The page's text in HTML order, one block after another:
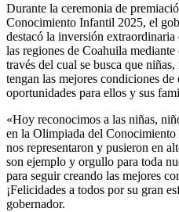
Durante la ceremonia de
Conocimiento Infantil 2025, el
destacó la inversión extraordinaria
las regiones de Coahuila
través del cual se busca que
tengan las mejores condiciones
oportunidades para ellos y sus
«Hoy reconocimos a las niñas,
en la Olimpiada del
nos representaron y pusieron en
son ejemplo y orgullo para toda
para seguir creando las mejores
¡Felicidades a todos por su gran
gobernador.